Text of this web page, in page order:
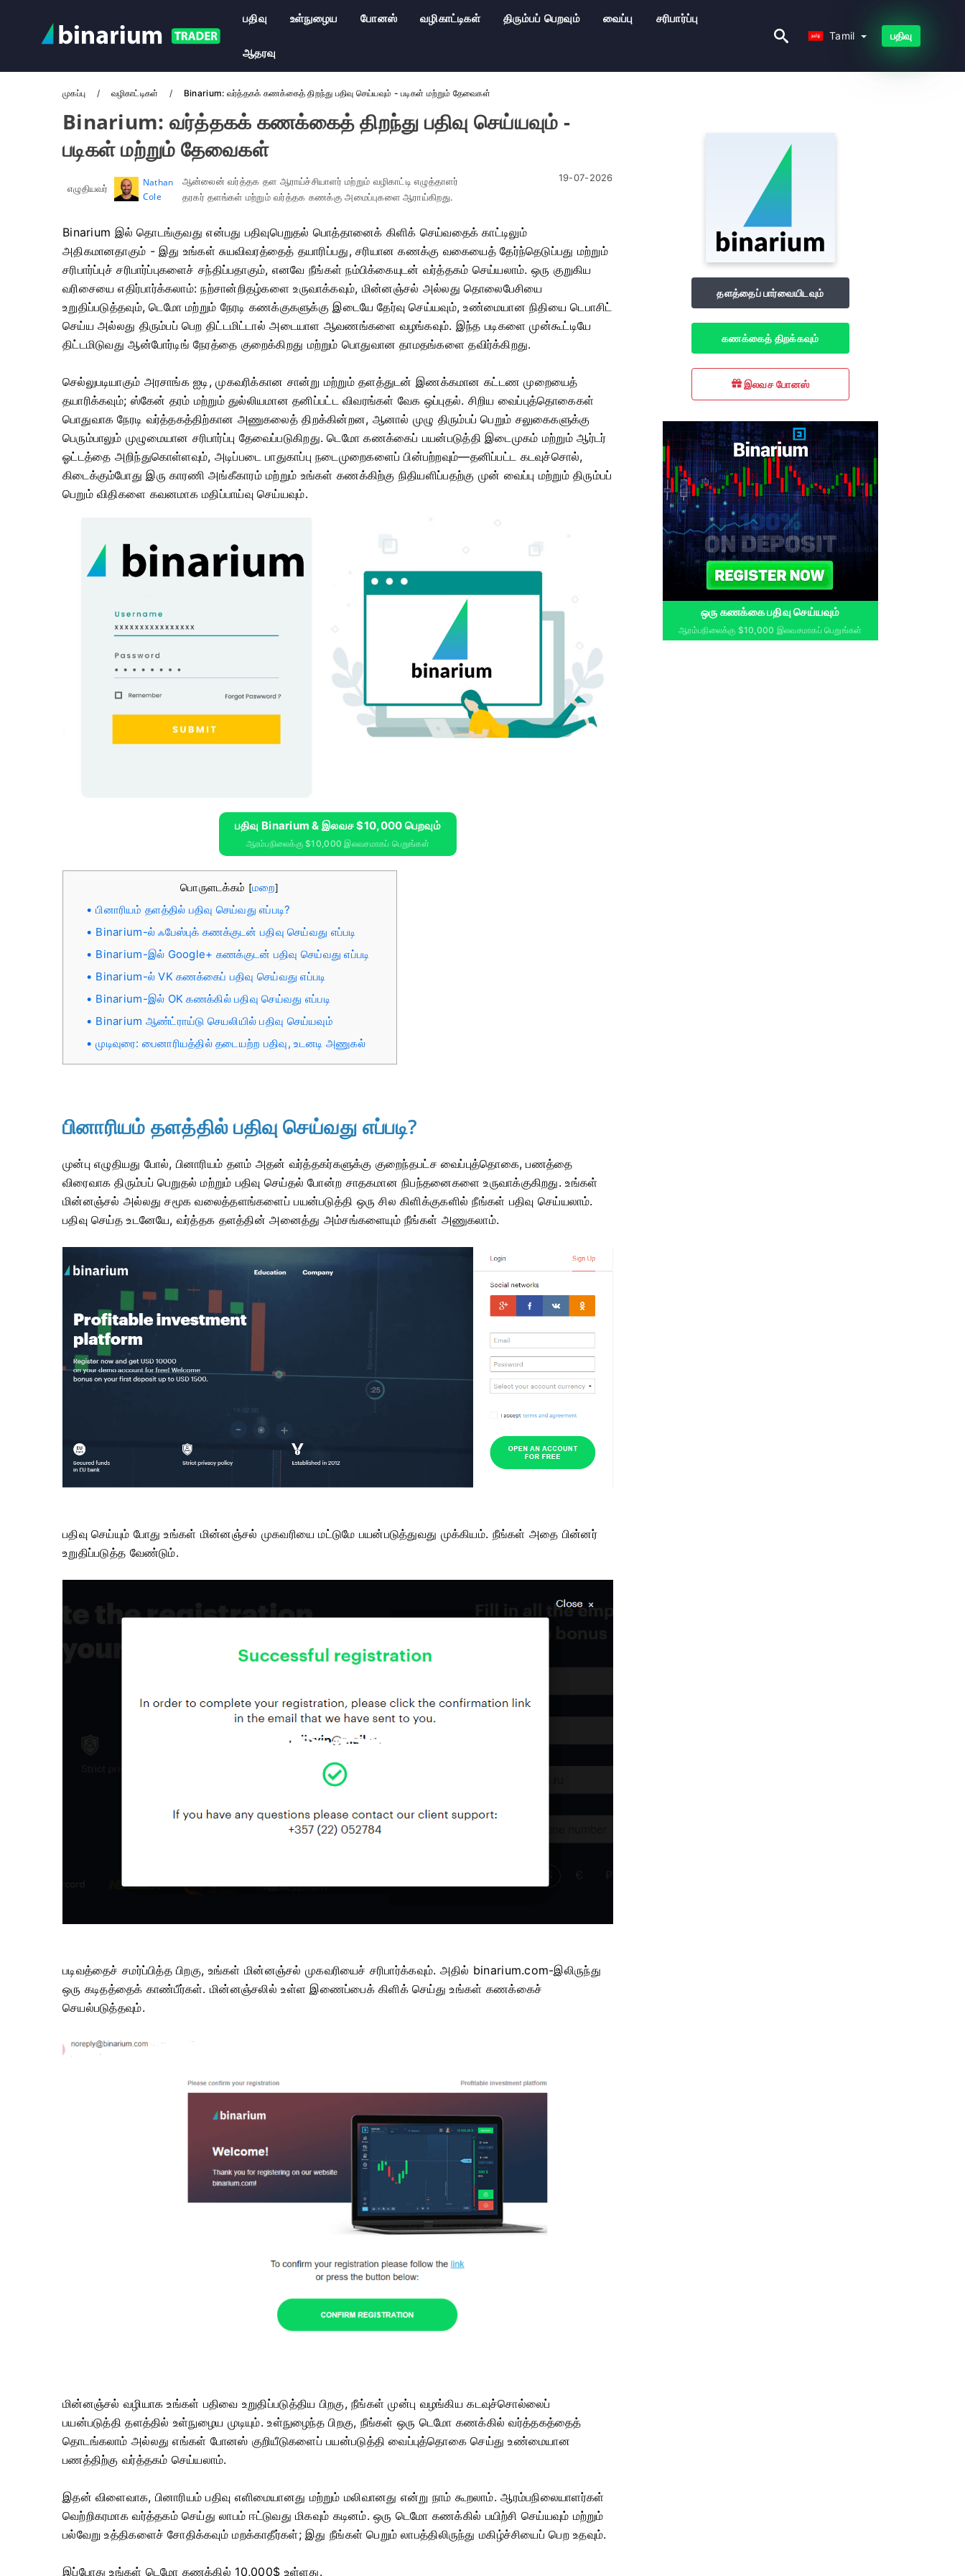
பதிவு உள்நுழைய போனஸ் வழிகாட்டிகள் திரும்பப் பெறவும் வைப்பு சரிபார்ப்பு
ஆதரவு
Tamil பதிவு
முகப்பு வழிகாட்டிகள் Binarium: வர்த்தகக் கணக்கைத் திறந்து பதிவு செய்யவும் - படிகள் மற்றும் தேவைகள்
Binarium: வர்த்தகக் கணக்கைத் திறந்து பதிவு செய்யவும் -
படிகள் மற்றும் தேவைகள்
எழுதியவர்
Nathan
Cole
ஆன்லைன் வர்த்தக தள ஆராய்ச்சியாளர் மற்றும் வழிகாட்டி எழுத்தாளர்
தரகர் தளங்கள் மற்றும் வர்த்தக கணக்கு அமைப்புகளை ஆராய்கிறது.
19-07-2026
Binarium இல் தொடங்குவது என்பது பதிவுபெறுதல் பொத்தானைக் கிளிக் செய்வதைக் காட்டிலும்
அதிகமானதாகும் - இது உங்கள் சுயவிவரத்தைத் தயாரிப்பது, சரியான கணக்கு வகையைத் தேர்ந்தெடுப்பது மற்றும்
சரிபார்ப்புச் சரிபார்ப்புகளைச் சந்திப்பதாகும், எனவே நீங்கள் நம்பிக்கையுடன் வர்த்தகம் செய்யலாம். ஒரு குறுகிய
வரிசையை எதிர்பார்க்கலாம்: நற்சான்றிதழ்களை உருவாக்கவும், மின்னஞ்சல் அல்லது தொலைபேசியை
உறுதிப்படுத்தவும், டெமோ மற்றும் நேரடி கணக்குகளுக்கு இடையே தேர்வு செய்யவும், உண்மையான நிதியை டெபாசிட்
செய்ய அல்லது திரும்பப் பெற திட்டமிட்டால் அடையாள ஆவணங்களை வழங்கவும். இந்த படிகளை முன்கூட்டியே
திட்டமிடுவது ஆன்போர்டிங் நேரத்தை குறைக்கிறது மற்றும் பொதுவான தாமதங்களை தவிர்க்கிறது.
செல்லுபடியாகும் அரசாங்க ஐடி, முகவரிக்கான சான்று மற்றும் தளத்துடன் இணக்கமான கட்டண முறையைத்
தயாரிக்கவும்; ஸ்கேன் தரம் மற்றும் துல்லியமான தனிப்பட்ட விவரங்கள் வேக ஒப்புதல். சிறிய வைப்புத்தொகைகள்
பொதுவாக நேரடி வர்த்தகத்திற்கான அணுகலைத் திறக்கின்றன, ஆனால் முழு திரும்பப் பெறும் சலுகைகளுக்கு
பெரும்பாலும் முழுமையான சரிபார்ப்பு தேவைப்படுகிறது. டெமோ கணக்கைப் பயன்படுத்தி இடைமுகம் மற்றும் ஆர்டர்
ஓட்டத்தை அறிந்துகொள்ளவும், அடிப்படை பாதுகாப்பு நடைமுறைகளைப் பின்பற்றவும்—தனிப்பட்ட கடவுச்சொல்,
கிடைக்கும்போது இரு காரணி அங்கீகாரம் மற்றும் உங்கள் கணக்கிற்கு நிதியளிப்பதற்கு முன் வைப்பு மற்றும் திரும்பப்
பெறும் விதிகளை கவனமாக மதிப்பாய்வு செய்யவும்.
பதிவு Binarium & இலவச $10,000 பெறவும்
ஆரம்பநிலைக்கு $10,000 இலவசமாகப் பெறுங்கள்
பொருளடக்கம் [மறை]
பினாரியம் தளத்தில் பதிவு செய்வது எப்படி?
Binarium-ல் ஃபேஸ்புக் கணக்குடன் பதிவு செய்வது எப்படி
Binarium-இல் Google+ கணக்குடன் பதிவு செய்வது எப்படி
Binarium-ல் VK கணக்கைப் பதிவு செய்வது எப்படி
Binarium-இல் OK கணக்கில் பதிவு செய்வது எப்படி
Binarium ஆண்ட்ராய்டு செயலியில் பதிவு செய்யவும்
முடிவுரை: பைனாரியத்தில் தடையற்ற பதிவு, உடனடி அணுகல்
பினாரியம் தளத்தில் பதிவு செய்வது எப்படி?
முன்பு எழுதியது போல், பினாரியம் தளம் அதன் வர்த்தகர்களுக்கு குறைந்தபட்ச வைப்புத்தொகை, பணத்தை
விரைவாக திரும்பப் பெறுதல் மற்றும் பதிவு செய்தல் போன்ற சாதகமான நிபந்தனைகளை உருவாக்குகிறது. உங்கள்
மின்னஞ்சல் அல்லது சமூக வலைத்தளங்களைப் பயன்படுத்தி ஒரு சில கிளிக்குகளில் நீங்கள் பதிவு செய்யலாம்.
பதிவு செய்த உடனேயே, வர்த்தக தளத்தின் அனைத்து அம்சங்களையும் நீங்கள் அணுகலாம்.
பதிவு செய்யும் போது உங்கள் மின்னஞ்சல் முகவரியை மட்டுமே பயன்படுத்துவது முக்கியம். நீங்கள் அதை பின்னர்
உறுதிப்படுத்த வேண்டும்.
படிவத்தைச் சமர்ப்பித்த பிறகு, உங்கள் மின்னஞ்சல் முகவரியைச் சரிபார்க்கவும். அதில் binarium.com-இலிருந்து
ஒரு கடிதத்தைக் காண்பீர்கள். மின்னஞ்சலில் உள்ள இணைப்பைக் கிளிக் செய்து உங்கள் கணக்கைச்
செயல்படுத்தவும்.
மின்னஞ்சல் வழியாக உங்கள் பதிவை உறுதிப்படுத்திய பிறகு, நீங்கள் முன்பு வழங்கிய கடவுச்சொல்லைப்
பயன்படுத்தி தளத்தில் உள்நுழைய முடியும். உள்நுழைந்த பிறகு, நீங்கள் ஒரு டெமோ கணக்கில் வர்த்தகத்தைத்
தொடங்கலாம் அல்லது எங்கள் போனஸ் குறியீடுகளைப் பயன்படுத்தி வைப்புத்தொகை செய்து உண்மையான
பணத்திற்கு வர்த்தகம் செய்யலாம்.
இதன் விளைவாக, பினாரியம் பதிவு எளிமையானது மற்றும் மலிவானது என்று நாம் கூறலாம். ஆரம்பநிலையாளர்கள்
வெற்றிகரமாக வர்த்தகம் செய்து லாபம் ஈட்டுவது மிகவும் கடினம். ஒரு டெமோ கணக்கில் பயிற்சி செய்யவும் மற்றும்
பல்வேறு உத்திகளைச் சோதிக்கவும் மறக்காதீர்கள்; இது நீங்கள் பெறும் லாபத்திலிருந்து மகிழ்ச்சியைப் பெற உதவும்.
இப்போது உங்கள் டெமோ கணக்கில் 10,000$ உள்ளது.
தளத்தைப் பார்வையிடவும்
கணக்கைத் திறக்கவும்
இலவச போனஸ்
ஒரு கணக்கை பதிவு செய்யவும்
ஆரம்பநிலைக்கு $10,000 இலவசமாகப் பெறுங்கள்